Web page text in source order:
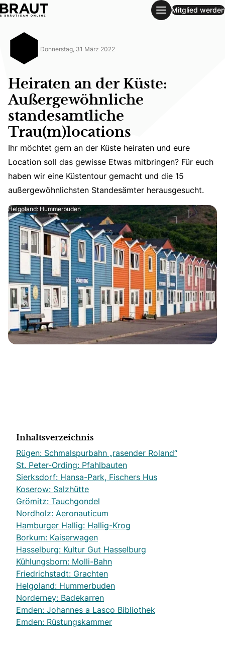
Heiraten an der Küste: Außergewöhnliche standesamtliche
Mitglied werden
Donnerstag, 31 März 2022
Heiraten an der Küste:
Außergewöhnliche
standesamtliche
Trau(m)locations
Ihr möchtet gern an der Küste heiraten und eure
Ihr möchtet gern an der Küste heiraten und eure
Location soll das gewisse Etwas mitbringen? Für euch
haben wir eine Küstentour gemacht und die 15
außergewöhnlichsten Standesämter herausgesucht.
Helgoland: Hummerbuden
Inhaltsverzeichnis
Rügen: Schmalspurbahn „rasender Roland“
St. Peter-Ording: Pfahlbauten
Sierksdorf: Hansa-Park, Fischers Hus
Koserow: Salzhütte
Grömitz: Tauchgondel
Nordholz: Aeronauticum
Hamburger Hallig: Hallig-Krog
Borkum: Kaiserwagen
Hasselburg: Kultur Gut Hasselburg
Kühlungsborn: Molli-Bahn
Friedrichstadt: Grachten
Helgoland: Hummerbuden
Norderney: Badekarren
Emden: Johannes a Lasco Bibliothek
Emden: Rüstungskammer